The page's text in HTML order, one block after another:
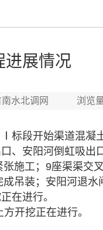
进展情况
南水北调网 浏览量
段开始渠道混凝土
、安阳河倒虹吸出
施工；9座渠渠交
吊装；安阳河退水
在进行。
开挖正在进行。